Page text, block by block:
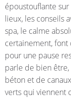
époustouflante
lieux, les conseils
spa, le calme
certainement, font
pour une pause
parle de bien être,
béton et de
verts qui viennent